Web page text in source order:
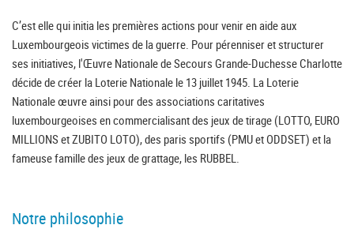
C’est elle qui initia les premières actions pour venir en aide aux
Luxembourgeois victimes de la guerre. Pour pérenniser et structurer
ses initiatives, l'Œuvre Nationale de Secours Grande-Duchesse Charlotte
décide de créer la Loterie Nationale le 13 juillet 1945. La Loterie
Nationale œuvre ainsi pour des associations caritatives
luxembourgeoises en commercialisant des jeux de tirage (LOTTO, EURO
MILLIONS et ZUBITO LOTO), des paris sportifs (PMU et ODDSET) et la
fameuse famille des jeux de grattage, les RUBBEL.
Notre philosophie